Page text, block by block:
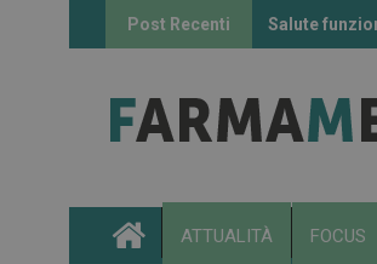
Post Recenti Salute
Informazione
ATTUALITÀ FOCUS